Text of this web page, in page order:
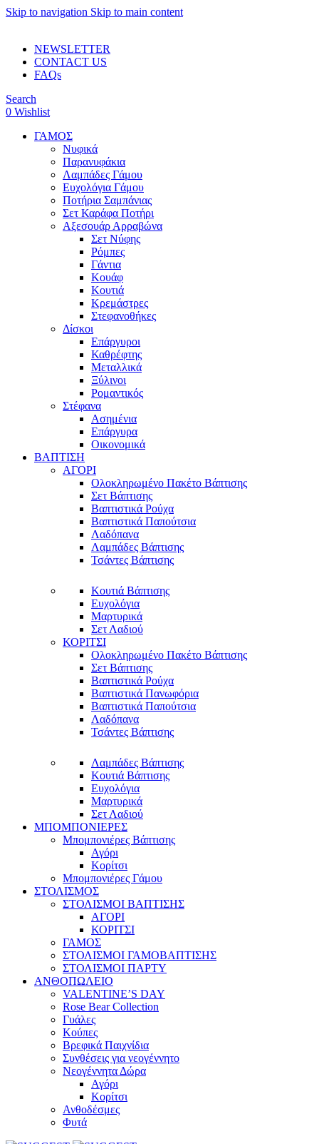
Skip to navigation Skip to main content
NEWSLETTER
CONTACT US
FAQs
Search
0 Wishlist
ΓΑΜΟΣ
Νυφικά
Παρανυφάκια
Λαμπάδες Γάμου
Ευχολόγια Γάμου
Ποτήρια Σαμπάνιας
Σετ Καράφα Ποτήρι
Αξεσουάρ Αρραβώνα
Σετ Νύφης
Ρόμπες
Γάντια
Κουάφ
Κουτιά
Κρεμάστρες
Στεφανοθήκες
Δίσκοι
Επάργυροι
Καθρέφτης
Μεταλλικά
Ξύλινοι
Ρομαντικός
Στέφανα
Ασημένια
Επάργυρα
Οικονομικά
ΒΑΠΤΙΣΗ
ΑΓΟΡΙ
Ολοκληρωμένο Πακέτο Βάπτισης
Σετ Βάπτισης
Βαπτιστικά Ρούχα
Βαπτιστικά Παπούτσια
Λαδόπανα
Λαμπάδες Βάπτισης
Τσάντες Βάπτισης
Κουτιά Βάπτισης
Ευχολόγια
Μαρτυρικά
Σετ Λαδιού
ΚΟΡΙΤΣΙ
Ολοκληρωμένο Πακέτο Βάπτισης
Σετ Βάπτισης
Βαπτιστικά Ρούχα
Βαπτιστικά Πανωφόρια
Βαπτιστικά Παπούτσια
Λαδόπανα
Τσάντες Βάπτισης
Λαμπάδες Βάπτισης
Κουτιά Βάπτισης
Ευχολόγια
Μαρτυρικά
Σετ Λαδιού
ΜΠΟΜΠΟΝΙΕΡΕΣ
Μπομπονιέρες Βάπτισης
Αγόρι
Κορίτσι
Μπομπονιέρες Γάμου
ΣΤΟΛΙΣΜΟΣ
ΣΤΟΛΙΣΜΟΙ ΒΑΠΤΙΣΗΣ
ΑΓΟΡΙ
ΚΟΡΙΤΣΙ
ΓΑΜΟΣ
ΣΤΟΛΙΣΜΟΙ ΓΑΜΟΒΑΠΤΙΣΗΣ
ΣΤΟΛΙΣΜΟΙ ΠΑΡΤΥ
ΑΝΘΟΠΩΛΕΙΟ
VALENTINE’S DAY
Rose Bear Collection
Γυάλες
Κούπες
Βρεφικά Παιχνίδια
Συνθέσεις για νεογέννητο
Νεογέννητα Δώρα
Αγόρι
Κορίτσι
Ανθοδέσμες
Φυτά